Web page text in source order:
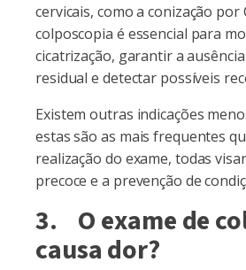
cervicais, como a conização por
colposcopia é essencial para
cicatrização, garantir a
residual e detectar possíveis
Existem outras indicações
estas são as mais frequentes
realização do exame, todas
precoce e a prevenção de
3. O exame de
causa dor?